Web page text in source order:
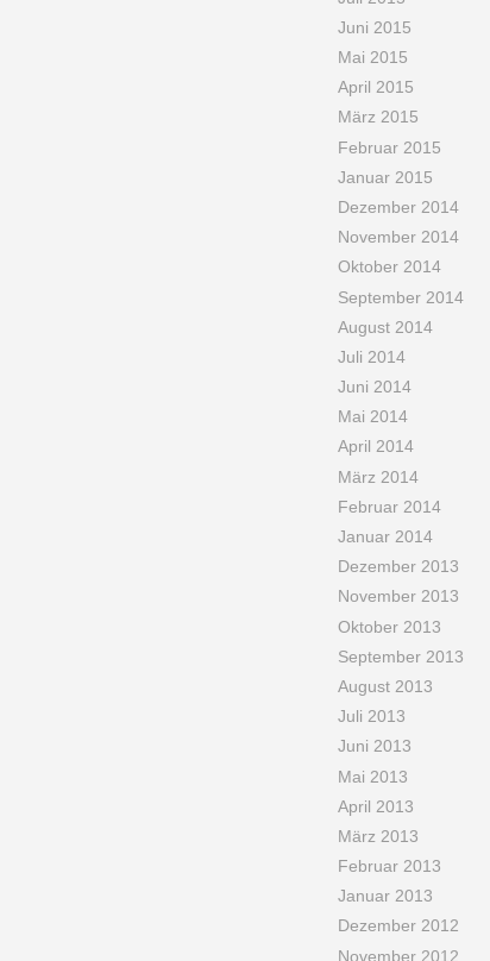
Juni 2015
Mai 2015
April 2015
März 2015
Februar 2015
Januar 2015
Dezember 2014
November 2014
Oktober 2014
September 2014
August 2014
Juli 2014
Juni 2014
Mai 2014
April 2014
März 2014
Februar 2014
Januar 2014
Dezember 2013
November 2013
Oktober 2013
September 2013
August 2013
Juli 2013
Juni 2013
Mai 2013
April 2013
März 2013
Februar 2013
Januar 2013
Dezember 2012
November 2012